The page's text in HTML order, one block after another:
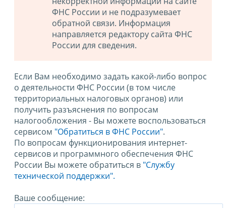
ФНС России и не подразумевает
обратной связи. Информация
направляется редактору сайта ФНС
России для сведения.
Если Вам необходимо задать какой-либо вопрос
о деятельности ФНС России (в том числе
территориальных налоговых органов) или
получить разъяснения по вопросам
налогообложения - Вы можете воспользоваться
сервисом "Обратиться в ФНС России".
По вопросам функционирования интернет-
сервисов и программного обеспечения ФНС
России Вы можете обратиться в "Службу
технической поддержки".
Ваше сообщение: